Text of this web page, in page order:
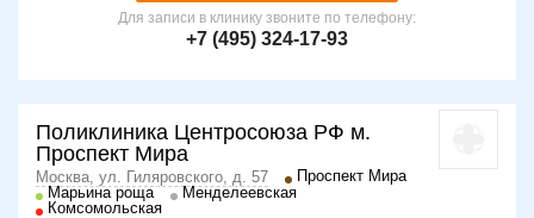
Для записи в клинику звоните по телефону:
+7 (495) 324-17-93
Поликлиника Центросоюза РФ м.
Проспект Мира
Москва, ул. Гиляровского, д. 57
Проспект Мира
Марьина роща
Менделеевская
Комсомольская